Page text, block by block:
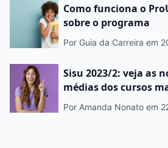
Como funciona o
sobre o programa
Por Guia da Carreira em
Sisu 2023/2: veja as
médias dos cursos
Por Amanda Nonato em